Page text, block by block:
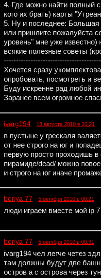
4. Где можно найти полный
кого их брать) карты
5. Ну и последнее: Большая
или пришлите пожалуйста
уровень" мне уже известно)
всякие полезные советы
Хочется сразу
опробовать, посмотреть и
Буду искренне рад любой
Заранее всем огромное
ivarg194 13 августа 2010 в 20:21
в пустыне у грескаля
от нее строго на юг и
первую просто проходишь в
пирамиде/dead/ можно
и строго на юг иначе
beriya 77 5 октября 2010 в 00:21
люди играем вместе мой ip
beriya 77 5 октября 2010 в 00:31
ivarg194 чел легче четез
там должны будут две
остров а с острова через